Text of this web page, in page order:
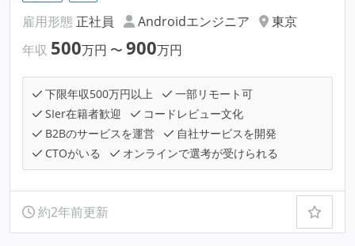
雇用形態 正社員 Androidエンジニア
東京
年収 500万円 〜 900万円
下限年収500万円以上
一部リモート可
SIer在籍者歓迎
コードレビュー文化
B2Bのサービスを運営
自社サービスを開発
CTOがいる
オンラインで選考が受けられる
約2年前更新